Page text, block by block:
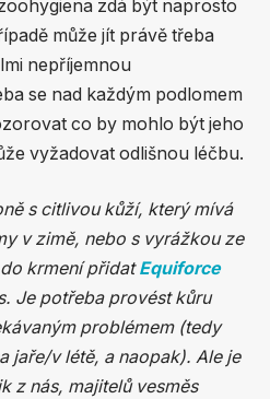
zdá být naprosto
může jít právě třeba
nepříjemnou
se nad každým podlomem
co by mohlo být jeho
vyžadovat odlišnou léčbu.
s citlivou kůží, který mívá
v zimě, nebo s vyrážkou ze
krmení přidatEquiforce
Je potřeba provést kůru
problémem (tedy
jaře/v létě, a naopak). Ale je
z nás, majitelů vesměs